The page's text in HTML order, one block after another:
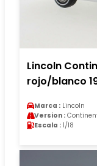
Lincoln
rojo/blanco
Marca : Lincoln
Version :
Escala : 1/18